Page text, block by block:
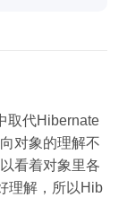
取代Hibernate
对象的理解不
看着对象里各
理解，所以Hib